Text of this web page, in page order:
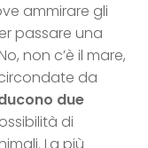
ammirare gli
passare una
non c’è il mare,
da
due
di